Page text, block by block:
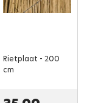
Rietplaat - 200
cm